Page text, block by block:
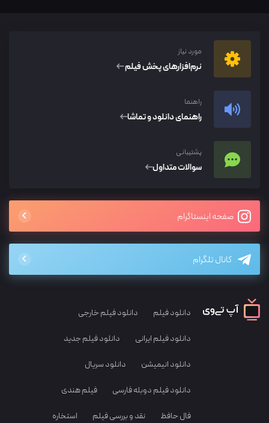
مورد نیاز
نرم‌افزار‌های پخش فیلم
راهنما
راهنمای دانلود و تماشا
پشتیبانی
سوالات متداول
صفحه اینستاگرام
کانال تلگرام
دانلود فیلم دانلود فیلم خارجی
دانلود فیلم ایرانی دانلود فیلم جدید
دانلود انیمیشن دانلود سریال
دانلود فیلم دوبله فارسی فیلم هندی
فال حافظ نقد و بررسی فیلم استخاره